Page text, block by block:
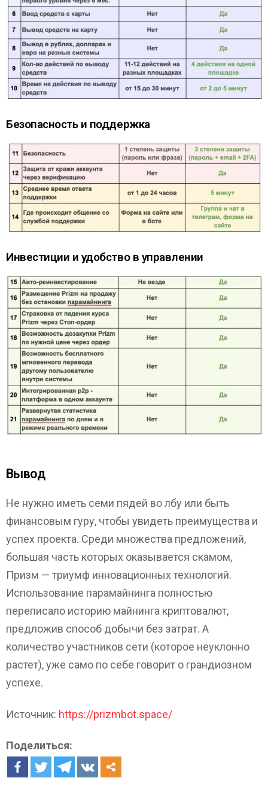
Безопасность и поддержка
Инвестиции и удобство в управлении
Вывод
Не нужно иметь семи пядей во лбу или быть
финансовым гуру, чтобы увидеть преимущества и
успех проекта. Среди множества предложений,
большая часть которых оказывается скамом,
Призм — триумф инновационных технологий.
Использование парамайнинга полностью
переписало историю майнинга криптовалют,
предложив способ добычи без затрат. А
количество участников сети (которое неуклонно
растет), уже само по себе говорит о грандиозном
успехе.
Источник: https://prizmbot.space/
Поделиться: